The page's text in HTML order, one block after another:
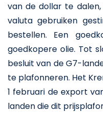
van de dollar te
valuta gebruiken
bestellen. Een
goedkopere olie. Tot
besluit van de G7-
te plafonneren. Het
1 februari de export
landen die dit